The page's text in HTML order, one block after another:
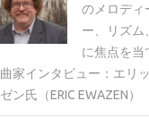
のメロディ
ー、リズム
に焦点を当
曲家インタビュー：エリ
ゼン氏（ERIC EWAZEN）